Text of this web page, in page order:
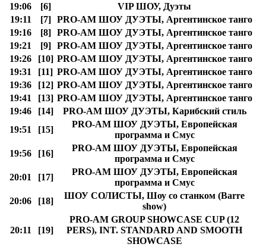
19:06
[6]
VIP ШОУ, Дуэты
19:11
[7]
PRO-AM ШОУ ДУЭТЫ, Аргентинское танго
19:16
[8]
PRO-AM ШОУ ДУЭТЫ, Аргентинское танго
19:21
[9]
PRO-AM ШОУ ДУЭТЫ, Аргентинское танго
19:26
[10] PRO-AM ШОУ ДУЭТЫ, Аргентинское танго
19:31
[11] PRO-AM ШОУ ДУЭТЫ, Аргентинское танго
19:36
[12] PRO-AM ШОУ ДУЭТЫ, Аргентинское танго
19:41
[13] PRO-AM ШОУ ДУЭТЫ, Аргентинское танго
19:46
[14]
PRO-AM ШОУ ДУЭТЫ, Карибский стиль
19:51
[15]
PRO-AM ШОУ ДУЭТЫ, Европейская
программа и Смус
19:56
[16]
PRO-AM ШОУ ДУЭТЫ, Европейская
программа и Смус
20:01
[17]
PRO-AM ШОУ ДУЭТЫ, Европейская
программа и Смус
20:06
[18]
ШОУ СОЛИСТЫ, Шоу со станком (Barre
show)
20:11 [19]
PRO-AM GROUP SHOWCASE CUP (12
PERS), INT. STANDARD AND SMOOTH
SHOWCASE